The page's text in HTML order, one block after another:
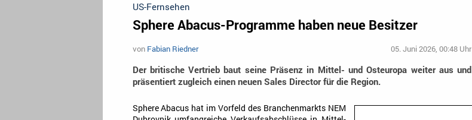
US-Fernsehen
Sphere Abacus-Programme haben neue Besitzer
von Fabian Riedner 05. Juni 2026, 00:48 Uhr
Der britische Vertrieb baut seine Präsenz in Mittel- und Osteuropa weiter aus und
präsentiert zugleich einen neuen Sales Director für die Region.
Sphere Abacus hat im Vorfeld des Branchenmarkts NEM